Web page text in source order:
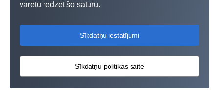
varētu redzēt šo saturu.
Sīkdatņu iestatījumi
Sīkdatņu politikas saite